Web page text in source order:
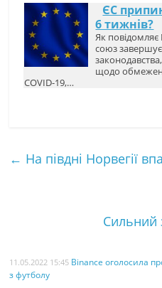
c
b
i
t
t
n
t
e
r
a
i
l
ЄС
6 тижнів?
Як
союз
щодо
COVID-19,…
← На півдні Норвегії
Сильний
11.05.2022 15:45 Binance оголосила
з футболу